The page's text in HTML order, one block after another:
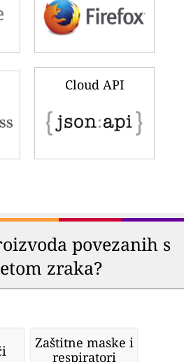
Cloud API
povezanih s
zraka?
Zaštitne maske i
respiratori